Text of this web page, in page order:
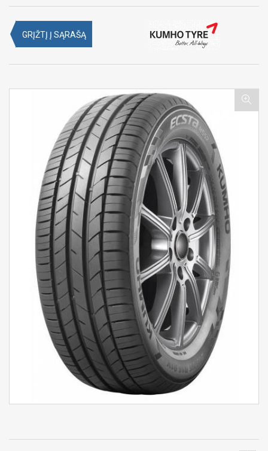
GRĮŽTĮ Į SĄRAŠĄ